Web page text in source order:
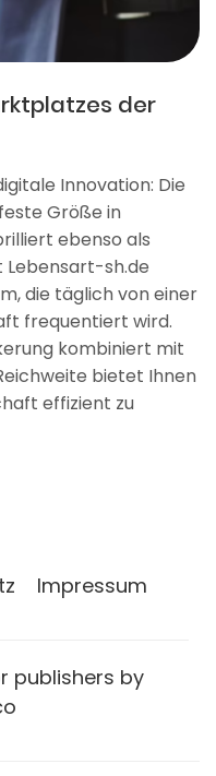
der
Innovation: Die
Größe in
ebenso als
Lebensart-sh.de
die täglich von einer
frequentiert wird.
kombiniert mit
bietet Ihnen
effizient zu
Impressum
publishers by